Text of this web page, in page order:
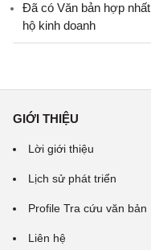
Đã có Văn bản hợp
hộ kinh doanh
GIỚI THIỆU
Lời giới thiệu
Lịch sử phát triển
Profile Tra cứu văn bản
Liên hệ